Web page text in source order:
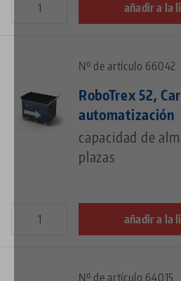
añadir a la
Nº de artículo 66042
RoboTrex 52,
automatización
capacidad de
plazas
añadir a la
Nº de artículo 64015